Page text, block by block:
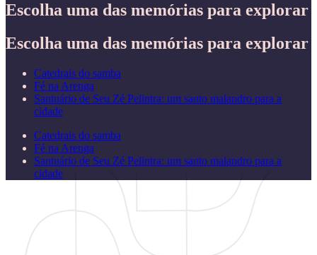
Escolha uma das memórias para explorar
Escolha uma das memórias para explorar
Catedrais do samba
Fé na Arenga
Santuário de Seu Zé Pelintra: um santo malandro para a
cidade
Catedrais do samba
Fé na Arenga
Santuário de Seu Zé Pelintra: um santo malandro para a
cidade